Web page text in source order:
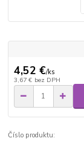
4,52 €/ks
3,67 € bez DPH
Číslo produktu: